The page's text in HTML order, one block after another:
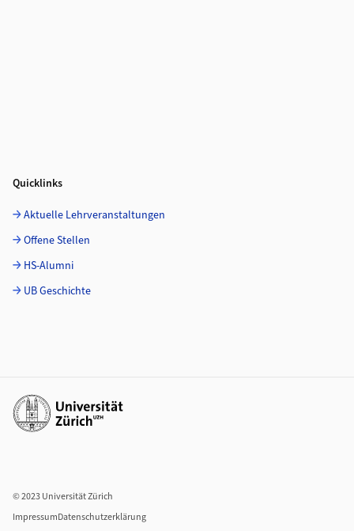
Quicklinks
Aktuelle Lehrveranstaltungen
Offene Stellen
HS-Alumni
UB Geschichte
Weiterführende Links
© 2023 Universität Zürich
ImpressumDatenschutzerklärung